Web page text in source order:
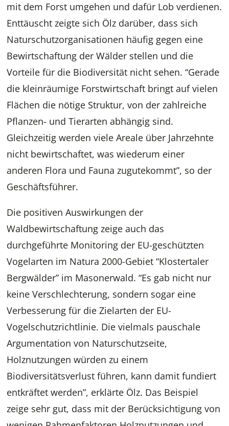
mit dem Forst umgehen und dafür Lob verdienen.
Enttäuscht zeigte sich Ölz darüber, dass sich
Naturschutzorganisationen häufig gegen eine
Bewirtschaftung der Wälder stellen und die
Vorteile für die Biodiversität nicht sehen. “Gerade
die kleinräumige Forstwirtschaft bringt auf vielen
Flächen die nötige Struktur, von der zahlreiche
Pflanzen- und Tierarten abhängig sind.
Gleichzeitig werden viele Areale über Jahrzehnte
nicht bewirtschaftet, was wiederum einer
anderen Flora und Fauna zugutekommt”, so der
Geschäftsführer.
Die positiven Auswirkungen der
Waldbewirtschaftung zeige auch das
durchgeführte Monitoring der EU-geschützten
Vogelarten im Natura 2000-Gebiet “Klostertaler
Bergwälder” im Masonerwald. “Es gab nicht nur
keine Verschlechterung, sondern sogar eine
Verbesserung für die Zielarten der EU-
Vogelschutzrichtlinie. Die vielmals pauschale
Argumentation von Naturschutzseite,
Holznutzungen würden zu einem
Biodiversitätsverlust führen, kann damit fundiert
entkräftet werden”, erklärte Ölz. Das Beispiel
zeige sehr gut, dass mit der Berücksichtigung von